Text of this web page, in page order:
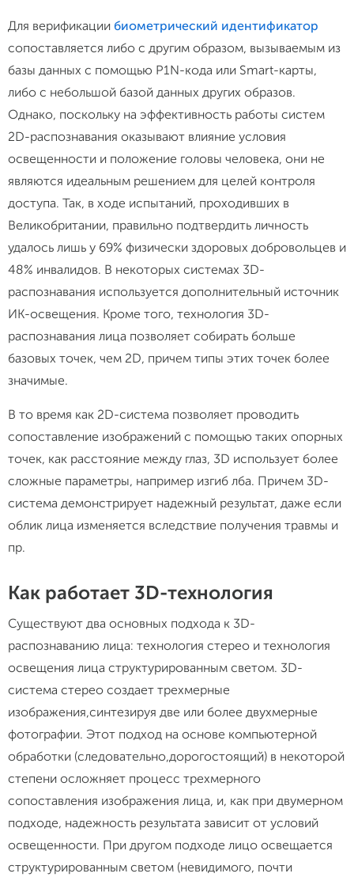
Для верификации биометрический идентификатор
сопоставляется либо с другим образом, вызываемым из
базы данных с помощью P1N-кода или Smart-карты,
либо с небольшой базой данных других образов.
Однако, поскольку на эффективность работы систем
2D-распознавания оказывают влияние условия
освещенности и положение головы человека, они не
являются идеальным решением для целей контроля
доступа. Так, в ходе испытаний, проходивших в
Великобритании, правильно подтвердить личность
удалось лишь у 69% физически здоровых добровольцев и
48% инвалидов. В некоторых системах 3D-
распознавания используется дополнительный источник
ИК-освещения. Кроме того, технология 3D-
распознавания лица позволяет собирать больше
базовых точек, чем 2D, причем типы этих точек более
значимые.
В то время как 2D-система позволяет проводить
сопоставление изображений с помощью таких опорных
точек, как расстояние между глаз, 3D использует более
сложные параметры, например изгиб лба. Причем 3D-
система демонстрирует надежный результат, даже если
облик лица изменяется вследствие получения травмы и
пр.
Как работает 3D-технология
Существуют два основных подхода к 3D-
распознаванию лица: технология стерео и технология
освещения лица структурированным светом. 3D-
система стерео создает трехмерные
изображения,синтезируя две или более двухмерные
фотографии. Этот подход на основе компьютерной
обработки (следовательно,дорогостоящий) в некоторой
степени осложняет процесс трехмерного
сопоставления изображения лица, и, как при двумерном
подходе, надежность результата зависит от условий
освещенности. При другом подходе лицо освещается
структурированным светом (невидимого, почти